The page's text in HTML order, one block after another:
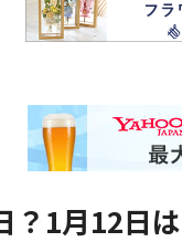
？1月12日